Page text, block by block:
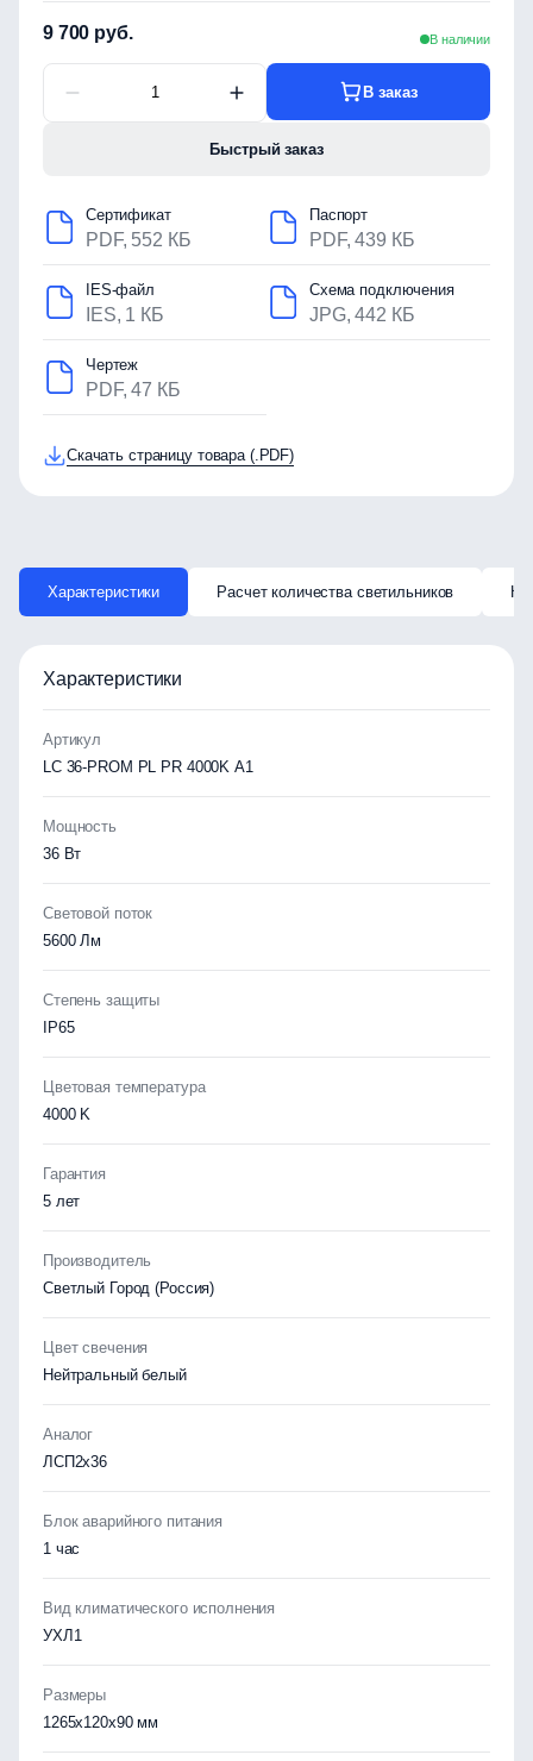
9 700 руб. В наличии
В заказ
Быстрый заказ
Сертификат
PDF, 552 КБ
Паспорт
PDF, 439 КБ
IES-файл
IES, 1 КБ
Схема подключения
JPG, 442 КБ
Чертеж
PDF, 47 КБ
Скачать страницу товара (.PDF)
Характеристики Расчет количества светильников
Характеристики
Артикул
LC 36-PROM PL PR 4000K A1
Мощность
36 Вт
Световой поток
5600 Лм
Степень защиты
IP65
Цветовая температура
4000 K
Гарантия
5 лет
Производитель
Светлый Город (Россия)
Цвет свечения
Нейтральный белый
Аналог
ЛСП2х36
Блок аварийного питания
1 час
Вид климатического исполнения
УХЛ1
Размеры
1265x120x90 мм